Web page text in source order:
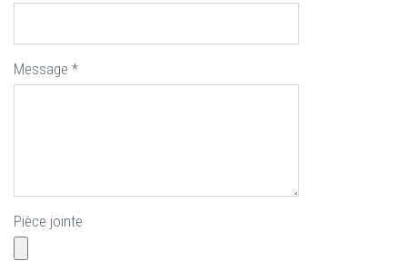
Message *
Pièce jointe